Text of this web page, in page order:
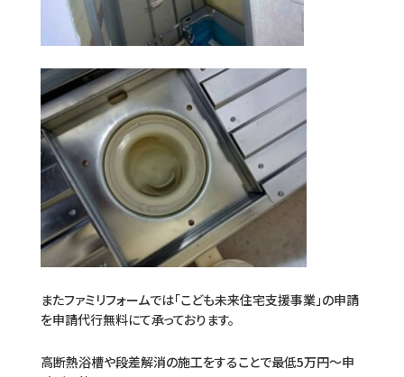
またファミリフォームでは「こども未来住宅支援事業」の申請
を申請代行無料にて承っております。
高断熱浴槽や段差解消の施工をすることで最低5万円～申